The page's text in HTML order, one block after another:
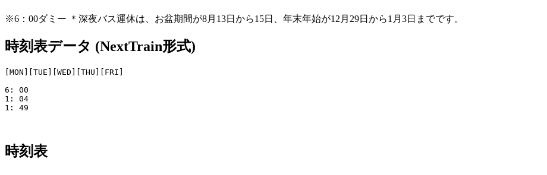
※6：00ダミー ＊深夜バス運休は、お盆期間が8月13日から15日、年末年始が12月29日から1月3日までです。
時刻表データ (NextTrain形式)
[MON][TUE][WED][THU][FRI]
6: 00
1: 04
1: 49
時刻表